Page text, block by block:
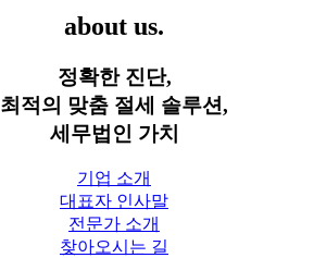
about us.
정확한 진단,
최적의 맞춤 절세 솔루션,
세무법인 가치
기업 소개
대표자 인사말
전문가 소개
찾아오시는 길